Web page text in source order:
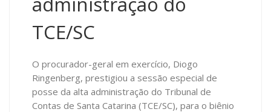
TCE/SC
O procurador-geral em exercício, Diogo
Ringenberg, prestigiou a sessão especial de
posse da alta administração do Tribunal de
Contas de Santa Catarina (TCE/SC), para o biênio